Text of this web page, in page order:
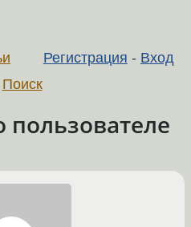
Регистрация - Вход
Поиск